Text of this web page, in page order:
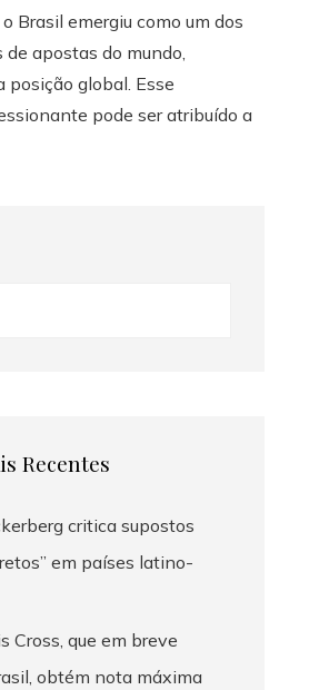
Brasil emergiu como um dos
de apostas do mundo,
posição global. Esse
pode ser atribuído a
Recentes
critica supostos
em países latino-
Cross, que em breve
obtém nota máxima